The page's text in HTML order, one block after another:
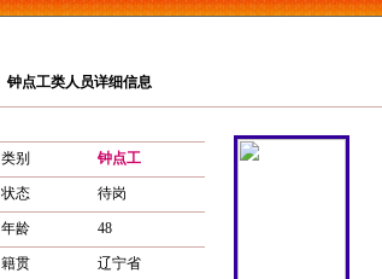
钟点工类人员详细信息
类别 钟点工
状态 待岗
年龄 48
籍贯 辽宁省